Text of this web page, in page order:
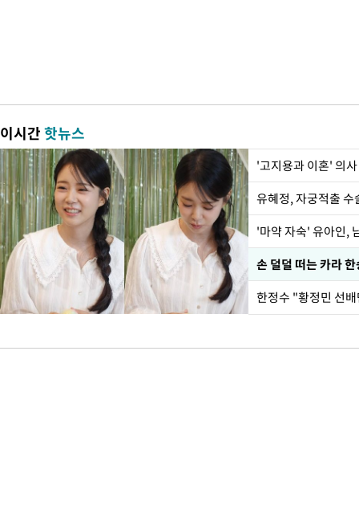
이시간핫뉴스
'고지용과 이혼' 의
유혜정, 자궁적출
'마약 자숙' 유아인,
손 덜덜 떠는 카라